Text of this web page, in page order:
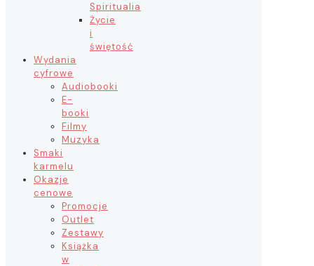
Spiritualia
Życie
i
świętość
Wydania
cyfrowe
Audiobooki
E-
booki
Filmy
Muzyka
Smaki
karmelu
Okazje
cenowe
Promocje
Outlet
Zestawy
Książka
w